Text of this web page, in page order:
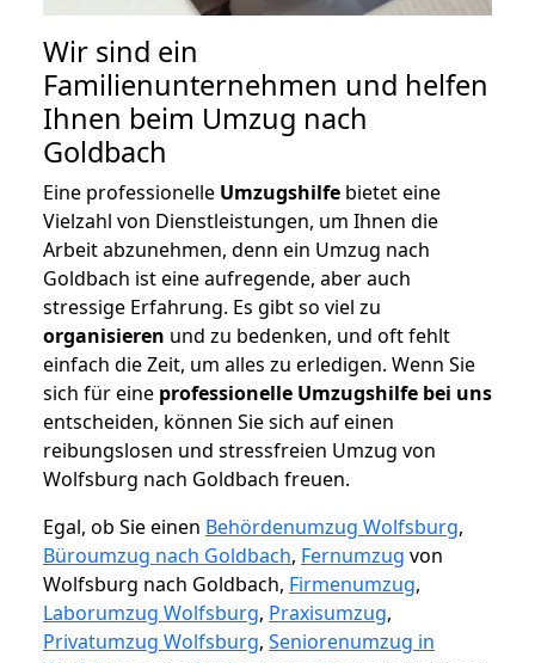
Wir sind ein
Familienunternehmen und helfen
Ihnen beim Umzug nach
Goldbach
Eine professionelle Umzugshilfe bietet eine
Vielzahl von Dienstleistungen, um Ihnen die
Arbeit abzunehmen, denn ein Umzug nach
Goldbach ist eine aufregende, aber auch
stressige Erfahrung. Es gibt so viel zu
organisieren und zu bedenken, und oft fehlt
einfach die Zeit, um alles zu erledigen. Wenn Sie
sich für eine professionelle Umzugshilfe bei uns
entscheiden, können Sie sich auf einen
reibungslosen und stressfreien Umzug von
Wolfsburg nach Goldbach freuen.
Egal, ob Sie einen Behördenumzug Wolfsburg,
Büroumzug nach Goldbach, Fernumzug von
Wolfsburg nach Goldbach, Firmenumzug,
Laborumzug Wolfsburg, Praxisumzug,
Privatumzug Wolfsburg, Seniorenumzug in